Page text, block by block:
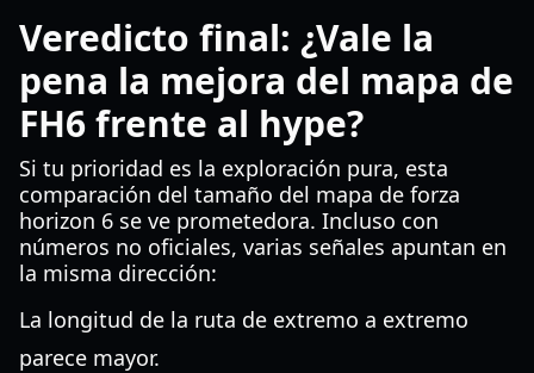
Veredicto final: ¿Vale la
pena la mejora del mapa de
FH6 frente al hype?
Si tu prioridad es la exploración pura, esta
comparación del tamaño del mapa de forza
horizon 6 se ve prometedora. Incluso con
números no oficiales, varias señales apuntan en
la misma dirección:
La longitud de la ruta de extremo a extremo
parece mayor.